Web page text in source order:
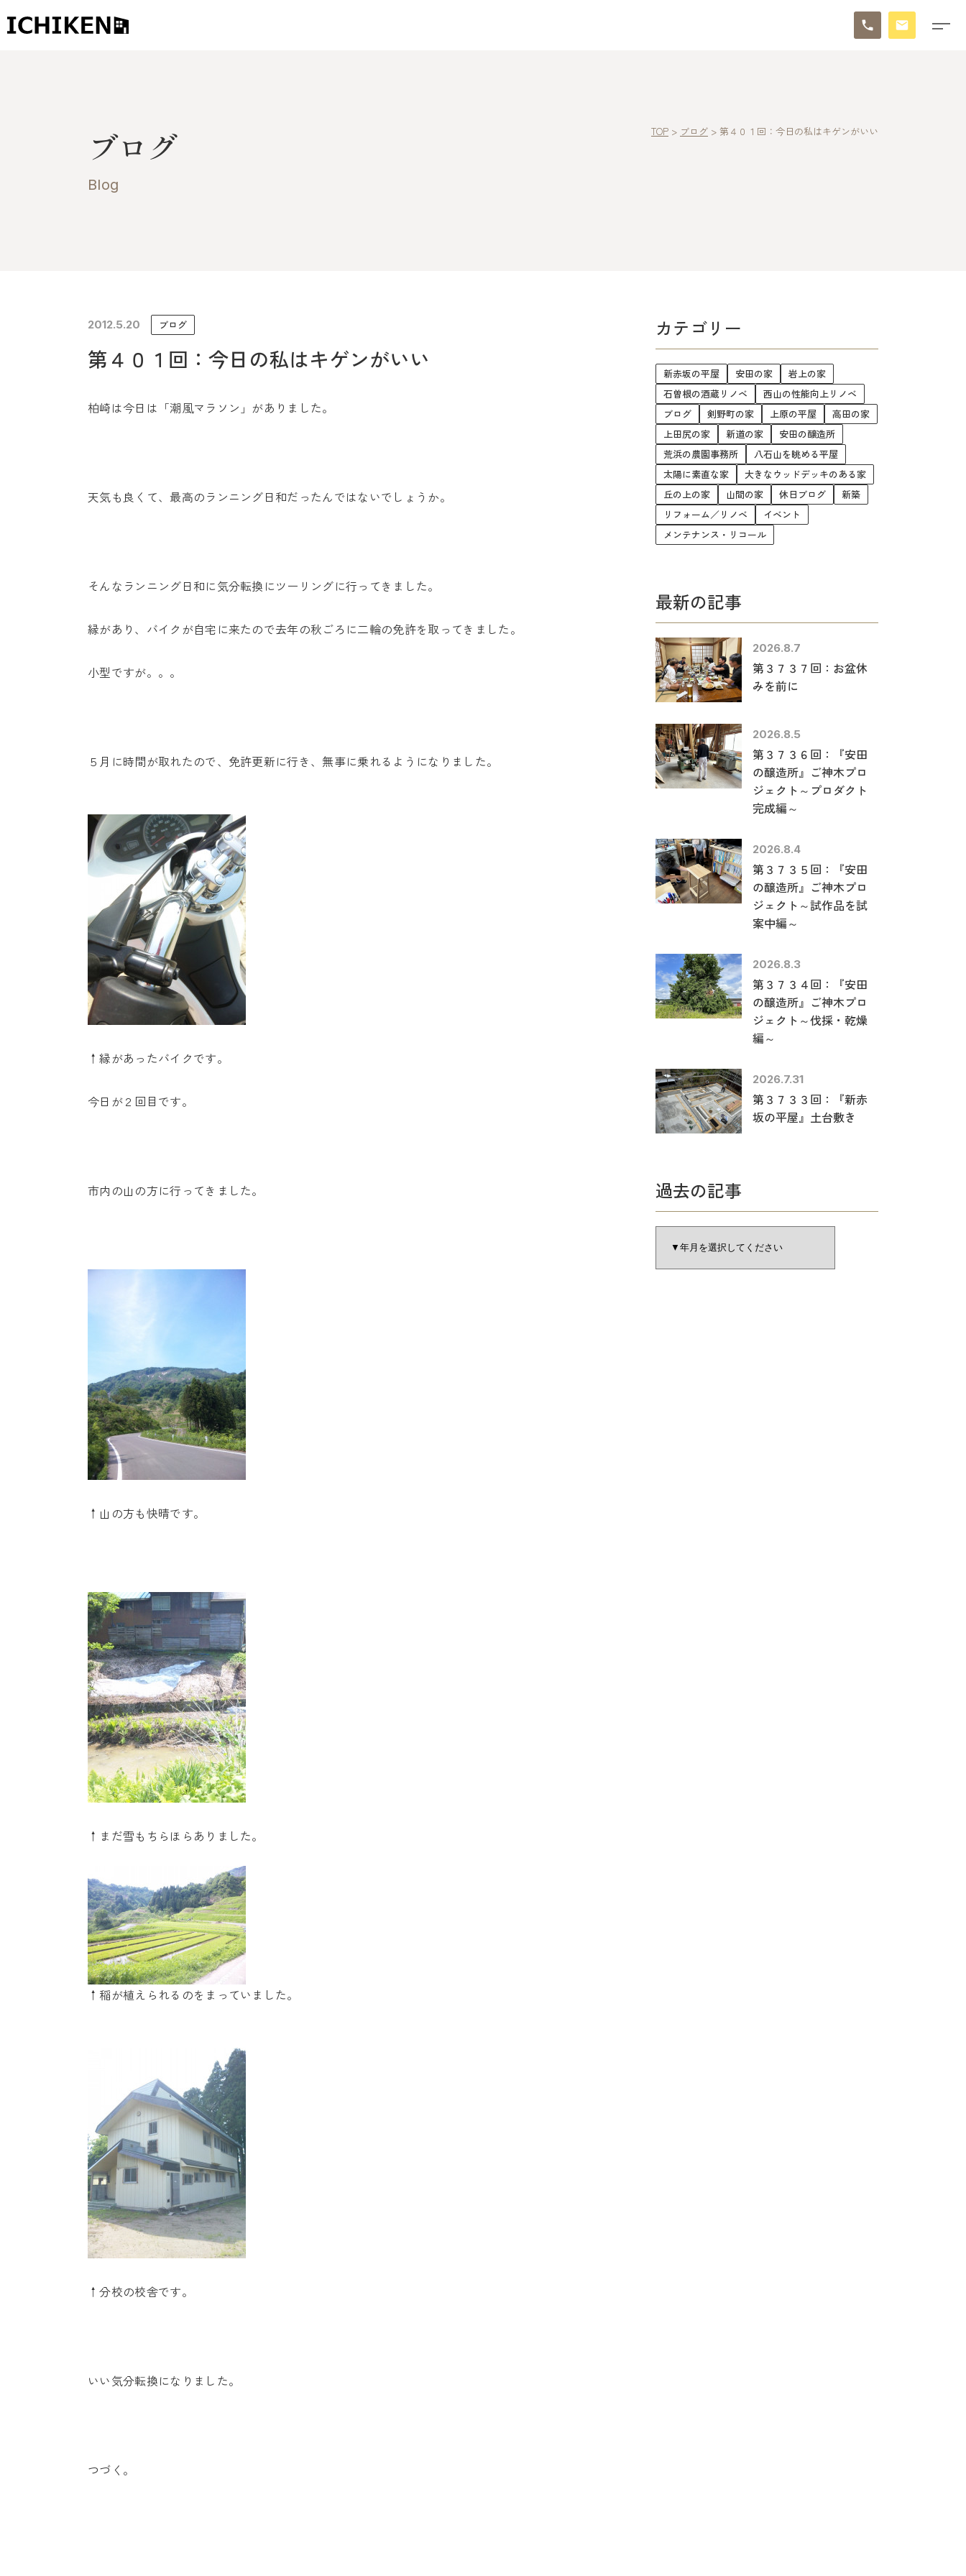
未来に住み継ぐ平屋
ブログ
Blog
TOP > ブログ > 第４０１回：今日の私はキゲンがいい
2012.5.20 ブログ
第４０１回：今日の私はキゲンがいい
柏崎は今日は「潮風マラソン」がありました。
天気も良くて、最高のランニング日和だったんではないでしょうか。
そんなランニング日和に気分転換にツーリングに行ってきました。
縁があり、バイクが自宅に来たので去年の秋ごろに二輪の免許を取ってきました。
小型ですが。。。
５月に時間が取れたので、免許更新に行き、無事に乗れるようになりました。
↑縁があったバイクです。
今日が２回目です。
市内の山の方に行ってきました。
↑山の方も快晴です。
↑まだ雪もちらほらありました。
↑稲が植えられるのをまっていました。
↑分校の校舎です。
いい気分転換になりました。
つづく。
カテゴリー
新赤坂の平屋 安田の家
岩上の家
石曽根の酒蔵リノベ
西山の性能向上リノベ
ブログ
剣野町の家 上原の平屋
高田の家
上田尻の家
新道の家
安田の醸造所
荒浜の農園事務所
八石山を眺める平屋
太陽に素直な家
大きなウッドデッキのある家
丘の上の家
山間の家 休日ブログ
新築
リフォーム／リノベ
イベント
メンテナンス・リコール
最新の記事
2026.8.7
第３７３７回：お盆休
みを前に
2026.8.5
第３７３６回：『安田
の醸造所』ご神木プロ
ジェクト～プロダクト
完成編～
2026.8.4
第３７３５回：『安田
の醸造所』ご神木プロ
ジェクト～試作品を試
案中編～
2026.8.3
第３７３４回：『安田
の醸造所』ご神木プロ
ジェクト～伐採・乾燥
編～
2026.7.31
第３７３３回：『新赤
坂の平屋』土台敷き
過去の記事